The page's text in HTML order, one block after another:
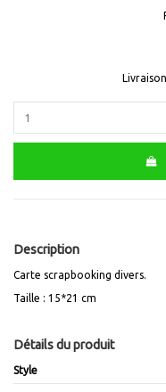
Description
Carte scrapbooking divers.
Taille : 15*21 cm
Détails du produit
Style